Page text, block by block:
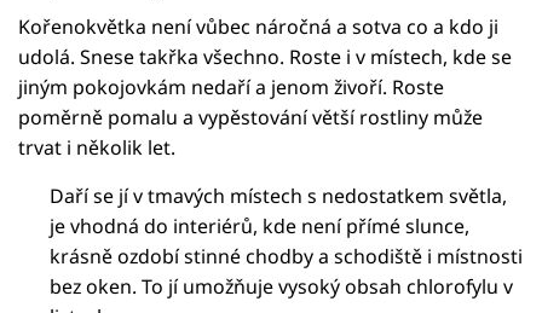
Kořenokvětka není vůbec náročná a sotva co a kdo ji
udolá. Snese takřka všechno. Roste i v místech, kde se
jiným pokojovkám nedaří a jenom živoří. Roste
poměrně pomalu a vypěstování větší rostliny může
trvat i několik let.
Daří se jí v tmavých místech s nedostatkem světla,
je vhodná do interiérů, kde není přímé slunce,
krásně ozdobí stinné chodby a schodiště i místnosti
bez oken. To jí umožňuje vysoký obsah chlorofylu v